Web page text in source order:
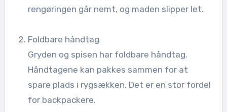
rengøringen går nemt, og maden slipper let.
Foldbare håndtag
Gryden og spisen har foldbare håndtag.
Håndtagene kan pakkes sammen for at
spare plads i rygsækken. Det er en stor fordel
for backpackere.